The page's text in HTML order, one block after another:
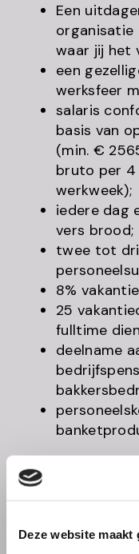
Deze website
Een
organisatie
waar jij het
een
werksfeer
salaris
basis van
(min. €
bruto per 4
werkweek);
iedere dag
vers brood;
twee tot
8%
25
fulltime
deelname
Ben je
Stuur dan jouw
formulier in! Wij